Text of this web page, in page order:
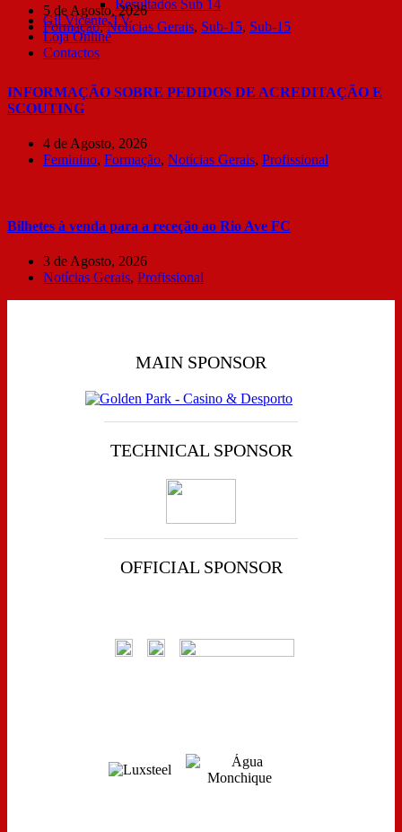
Resultados Sub 14
Gil Vicente TV
Loja Online
Contactos
5 de Agosto, 2026
Formação,Notícias Gerais, Sub-15, Sub-15
INFORMAÇÃO SOBRE PEDIDOS DE ACREDITAÇÃO E
SCOUTING
4 de Agosto, 2026
Feminino, Formação, Notícias Gerais, Profissional
Bilhetes à venda para a receção ao Rio Ave FC
3 de Agosto, 2026
Notícias Gerais, Profissional
MAIN SPONSOR
TECHNICAL SPONSOR
OFFICIAL SPONSOR